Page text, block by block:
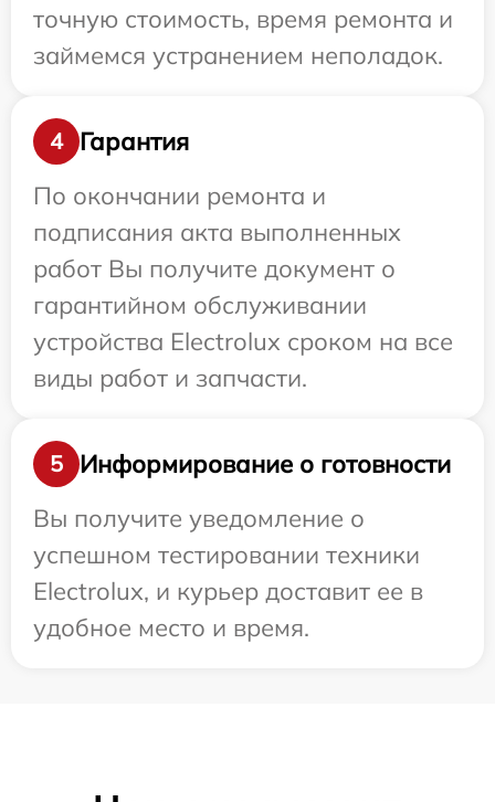
точную стоимость, время ремонта и
займемся устранением неполадок.
4
Гарантия
По окончании ремонта и
подписания акта выполненных
работ Вы получите документ о
гарантийном обслуживании
устройства Electrolux сроком на все
виды работ и запчасти.
5
Информирование о готовности
Вы получите уведомление о
успешном тестировании техники
Electrolux, и курьер доставит ее в
удобное место и время.